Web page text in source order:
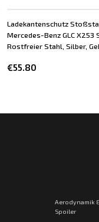
Ladekantenschutz
Mercedes-Benz GLC X253
Rostfreier Stahl, Silber,
€55.80
Aerodynamik
Spoiler